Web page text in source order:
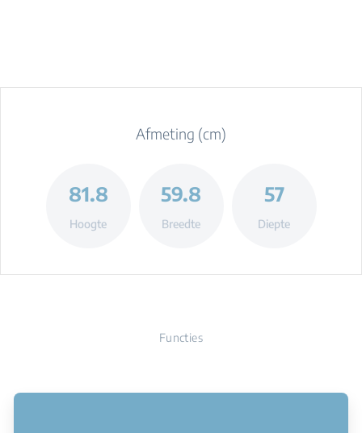
Afmeting (cm)
81.8
Hoogte
59.8
Breedte
57
Diepte
Functies